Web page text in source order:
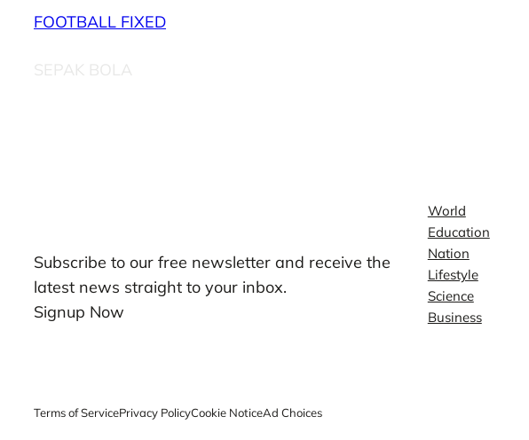
FOOTBALL FIXED
SEPAK BOLA
Subscribe to our free newsletter and receive the
latest news straight to your inbox.
Signup Now
World
Education
Nation
Lifestyle
Science
Business
Terms of ServicePrivacy PolicyCookie NoticeAd Choices